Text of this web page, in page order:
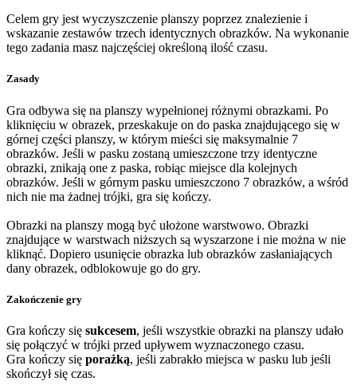
Celem gry jest wyczyszczenie planszy poprzez znalezienie i
wskazanie zestawów trzech identycznych obrazków. Na wykonanie
tego zadania masz najczęściej określoną ilość czasu.
Zasady
Gra odbywa się na planszy wypełnionej różnymi obrazkami. Po
kliknięciu w obrazek, przeskakuje on do paska znajdującego się w
górnej części planszy, w którym mieści się maksymalnie 7
obrazków. Jeśli w pasku zostaną umieszczone trzy identyczne
obrazki, znikają one z paska, robiąc miejsce dla kolejnych
obrazków. Jeśli w górnym pasku umieszczono 7 obrazków, a wśród
nich nie ma żadnej trójki, gra się kończy.
Obrazki na planszy mogą być ułożone warstwowo. Obrazki
znajdujące w warstwach niższych są wyszarzone i nie można w nie
kliknąć. Dopiero usunięcie obrazka lub obrazków zasłaniających
dany obrazek, odblokowuje go do gry.
Zakończenie gry
Gra kończy się sukcesem, jeśli wszystkie obrazki na planszy udało
się połączyć w trójki przed upływem wyznaczonego czasu.
Gra kończy się porażką, jeśli zabrakło miejsca w pasku lub jeśli
skończył się czas.